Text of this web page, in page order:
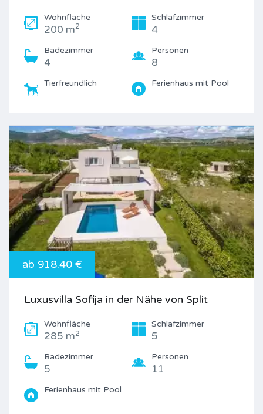
Wohnfläche
200 m2
Schlafzimmer
4
Badezimmer
4
Personen
8
Tierfreundlich Ferienhaus mit Pool
ab 918.40 €
Luxusvilla Sofija in der Nähe von Split
Wohnfläche
285 m2
Schlafzimmer
5
Badezimmer
5
Personen
11
Ferienhaus mit Pool